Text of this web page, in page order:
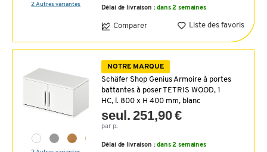
2 Autres variantes
Délai de livraison :dans 2 semaines
Comparer Liste des favoris
NOTRE MARQUE
Schäfer Shop Genius Armoire à portes
battantes à poser TETRIS WOOD, 1
HC, l. 800 x H 400 mm, blanc
seul. 251,90 €
par p.
Délai de livraison :dans 2 semaines